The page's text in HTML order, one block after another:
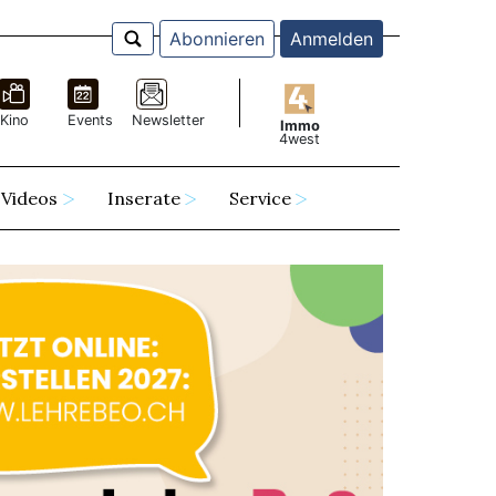
Abonnieren Anmelden
Kino Events Newsletter
Immo
4west
Videos Inserate Service